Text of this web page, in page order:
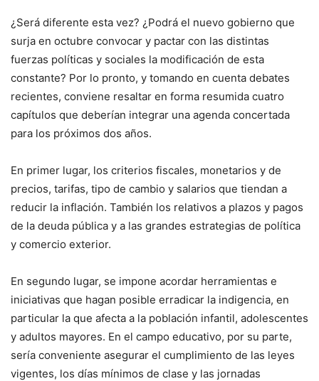
¿Será diferente esta vez? ¿Podrá el nuevo gobierno que
surja en octubre convocar y pactar con las distintas
fuerzas políticas y sociales la modificación de esta
constante? Por lo pronto, y tomando en cuenta debates
recientes, conviene resaltar en forma resumida cuatro
capítulos que deberían integrar una agenda concertada
para los próximos dos años.
En primer lugar, los criterios fiscales, monetarios y de
precios, tarifas, tipo de cambio y salarios que tiendan a
reducir la inflación. También los relativos a plazos y pagos
de la deuda pública y a las grandes estrategias de política
y comercio exterior.
En segundo lugar, se impone acordar herramientas e
iniciativas que hagan posible erradicar la indigencia, en
particular la que afecta a la población infantil, adolescentes
y adultos mayores. En el campo educativo, por su parte,
sería conveniente asegurar el cumplimiento de las leyes
vigentes, los días mínimos de clase y las jornadas